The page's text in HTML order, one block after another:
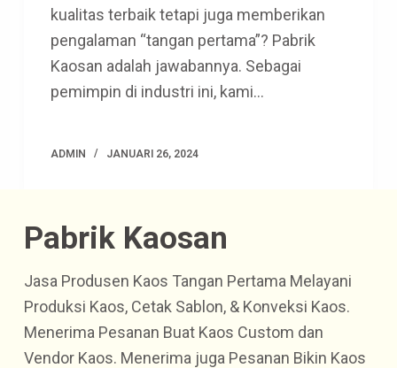
kualitas terbaik tetapi juga memberikan
pengalaman “tangan pertama”? Pabrik
Kaosan adalah jawabannya. Sebagai
pemimpin di industri ini, kami…
ADMIN JANUARI 26, 2024
Pabrik Kaosan
Jasa Produsen Kaos Tangan Pertama Melayani
Produksi Kaos, Cetak Sablon, & Konveksi Kaos.
Menerima Pesanan Buat Kaos Custom dan
Vendor Kaos. Menerima juga Pesanan Bikin Kaos